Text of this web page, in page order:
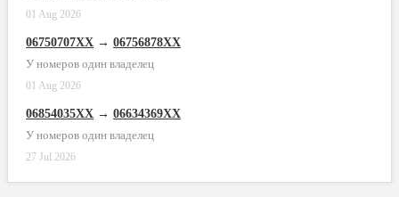
01 Aug 2026
06750707XX → 06756878XX
У номеров один владелец
01 Aug 2026
06854035XX → 06634369XX
У номеров один владелец
27 Jul 2026